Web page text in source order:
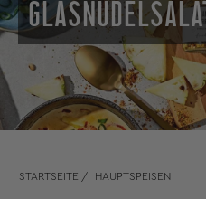
STARTSEITE / HAUPTSPEISEN